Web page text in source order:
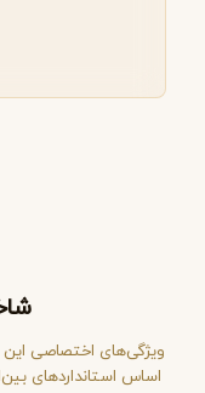
ویژگی‌های اختصاصی این
اساس استانداردهای